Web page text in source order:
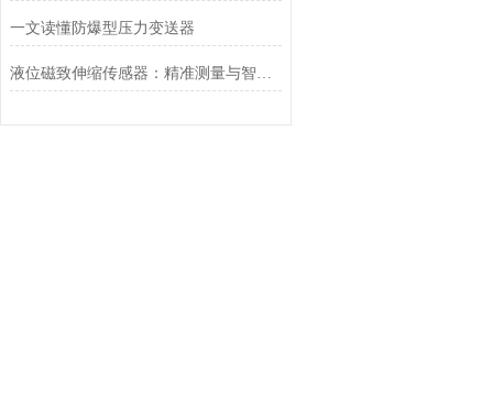
一文读懂防爆型压力变送器
液位磁致伸缩传感器：精准测量与智能应用